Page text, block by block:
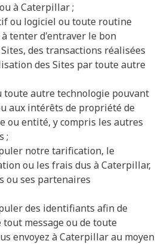
à Caterpillar ;
ou logiciel ou toute routine
tenter d'entraver le bon
des transactions réalisées
des Sites par toute autre
toute autre technologie pouvant
aux intérêts de propriété de
ou entité, y compris les autres
;
notre tarification, le
ou les frais dus à Caterpillar,
ou ses partenaires
des identifiants afin de
message ou de toute
envoyez à Caterpillar au moyen